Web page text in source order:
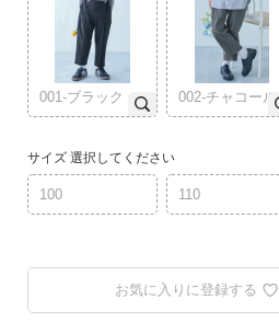
ラ
ン
キ
グ
か
ら
001-ブラック 002-チャコール
サイズ 選択してください
100 110
お気に入りに登録する